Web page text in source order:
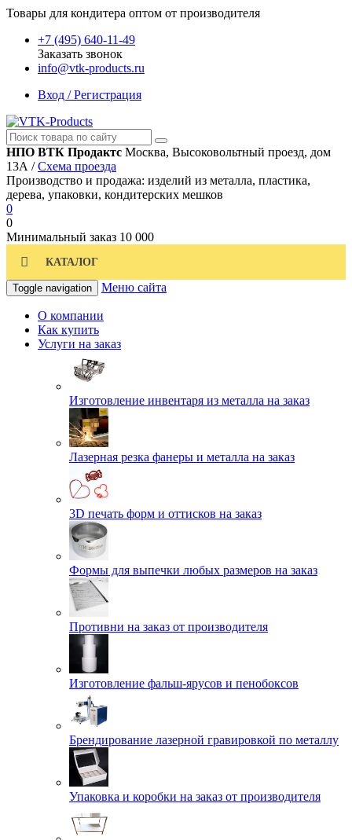
Товары для кондитера оптом от производителя
+7 (495) 640-11-49
Заказать звонок
info@vtk-products.ru
Вход / Регистрация
НПО ВТК Продактс Москва, Высоковольтный проезд, дом
13А /Схема проезда
Производство и продажа: изделий из металла, пластика,
дерева, упаковки, кондитерских мешков
0
0
Минимальный заказ 10 000
КАТАЛОГ
Toggle navigation Меню сайта
О компании
Как купить
Услуги на заказ
Изготовление инвентаря из металла на заказ
Лазерная резка фанеры и металла на заказ
3D печать форм и оттисков на заказ
Формы для выпечки любых размеров на заказ
Противни на заказ от производителя
Изготовление фальш-ярусов и пенобоксов
Брендирование лазерной гравировкой по металлу
Упаковка и коробки на заказ от производителя